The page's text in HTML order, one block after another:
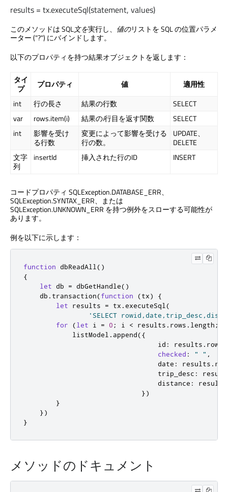
results = tx.executeSql(statement, values)
このメソッドは SQL文を実行し、 値のリストを SQL の位置パラメ
ーター ("?") にバインドします。
以下のプロパティを持つ結果オブジェクトを返します：
タイ
プ
プロパティ 値
適用性
int
行の長さ 結果の行数
SELECT
var
rows.item(i) 結果のi行目を返す関数
SELECT
int
影響を受け
る行数
変更によって影響を受ける
行の数。
UPDATE、
DELETE
文字
列
insertId 挿入された行のID INSERT
コードプロパティ SQLException.DATABASE_ERR、
SQLException.SYNTAX_ERR、または
SQLException.UNKNOWN_ERR を持つ例外をスローする可能性が
あります。
例を以下に示します：
function dbReadAll ()
{
let db = dbGetHandle()
    db
. transaction(function (tx)
{
let results = tx .executeSql (
'SELECT
for
(let i = 0 ; i < results . rows . length ;
            listModel
. append({
                                 id
: results . rows
checked : " " ,
                                 date
: results .
                                 trip_desc
:
                                 distance
: results
})
}
})
}
メソッドのドキュメント